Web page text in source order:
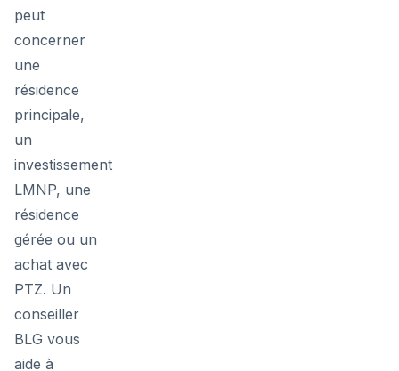
peut
concerner
une
résidence
principale,
un
investissement
LMNP, une
résidence
gérée ou un
achat avec
PTZ. Un
conseiller
BLG vous
aide à